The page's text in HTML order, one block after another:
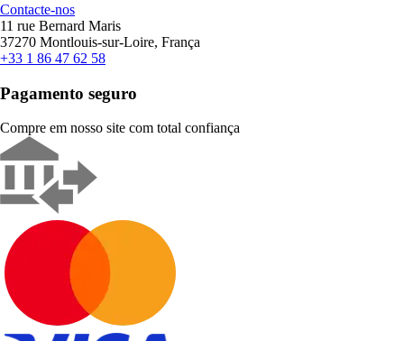
Contacte-nos
11 rue Bernard Maris
37270 Montlouis-sur-Loire, França
+33 1 86 47 62 58
Pagamento seguro
Compre em nosso site com total confiança